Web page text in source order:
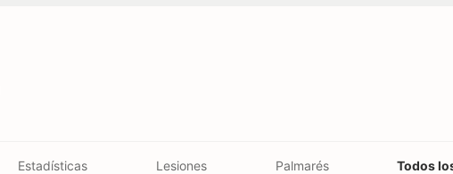
Estadísticas Lesiones Palmarés Todos